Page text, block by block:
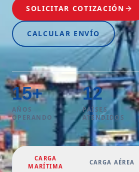
SOLICITAR COTIZACIÓN
CALCULAR ENVÍO
15+
AÑOS
OPERANDO
12
PAÍSES
ATENDIDOS
CARGA
MARÍTIMA
CARGA AÉREA